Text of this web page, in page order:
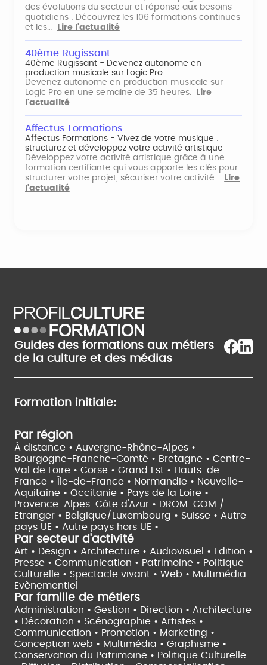
des évolutions du secteur et réponse aux besoins
quotidiens : Découvrez les 106 formations continues
et les…
Lire l'actualité
40ème Rugissant
40ème Rugissant - Devenez autonome en
production musicale sur Logic Pro
Devenez autonome en production musicale sur
Logic Pro en une semaine de 35 heures.
Lire
l'actualité
Affectus Formations
Affectus Formations - Vivez de votre musique :
structurez et développez votre activité artistique
Développez votre activité artistique grâce à une
formation certifiante qui vous apporte les clés pour
structurer votre projet, sécuriser votre activité…
Lire
l'actualité
Guides des formations aux métiers
de la culture et des médias
Formation initiale:
Par région
À distance • Auvergne-Rhône-Alpes •
Bourgogne-Franche-Comté • Bretagne • Centre-
Val de Loire • Corse • Grand Est • Hauts-de-
France •
Île-de-France • Normandie • Nouvelle-
Aquitaine • Occitanie • Pays de la Loire •
Provence-Alpes-Côte d'Azur • DROM-COM /
Etranger • Belgique/Luxembourg • Suisse • Autre
pays UE • Autre pays hors UE •
Par secteur d'activité
Art • Design • Architecture • Audiovisuel • Edition •
Presse • Communication • Patrimoine • Politique
Culturelle • Spectacle vivant • Web • Multimédia
Evènementiel
Par famille de métiers
Administration • Gestion • Direction • Architecture
• Décoration • Scénographie • Artistes •
Communication • Promotion • Marketing •
Conception web • Multimédia • Graphisme •
Conservation du Patrimoine • Politique Culturelle